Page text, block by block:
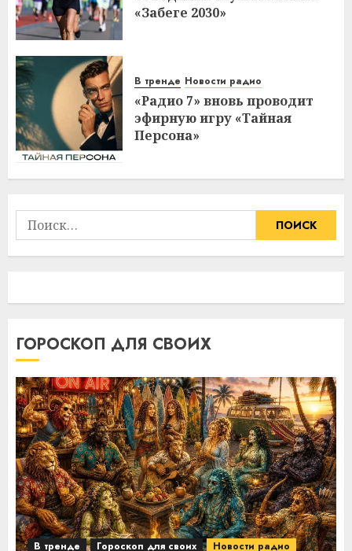
«Забеге 2030»
В тренде Новости радио
«Радио 7» вновь проводит
эфирную игру «Тайная
Персона»
Найти:
ГОРОСКОП ДЛЯ СВОИХ
В тренде Гороскоп для своих Новости радио